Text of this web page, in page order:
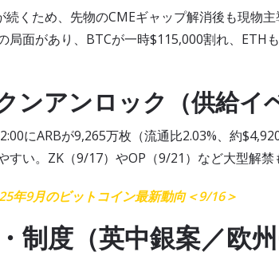
続くため、先物のCMEギャップ解消後も現物
局面があり、BTCが一時$115,000割れ、ETH
ンアンロック（供給イ
にARBが9,265万枚（流通比2.03%、約
すい。ZK（9/17）やOP（9/21）など大型解禁
年9月のビットコイン最新動向＜9/16＞
制度（英中銀案／欧州